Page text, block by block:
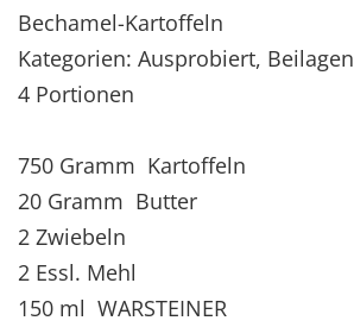
Bechamel-Kartoffeln
Kategorien: Ausprobiert, Beilagen
4 Portionen
750 Gramm Kartoffeln
20 Gramm Butter
2 Zwiebeln
2 Essl. Mehl
150 ml WARSTEINER